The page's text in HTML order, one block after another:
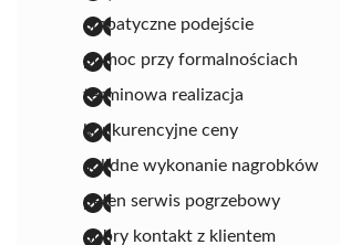
empatyczne podejście
pomoc przy formalnościach
terminowa realizacja
konkurencyjne ceny
solidne wykonanie nagrobków
pełen serwis pogrzebowy
dobry kontakt z klientem